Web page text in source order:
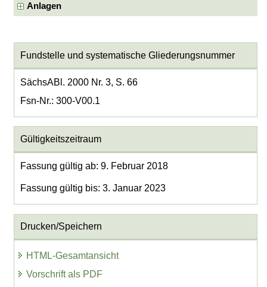
Anlagen
Fundstelle und systematische Gliederungsnummer
SächsABl. 2000 Nr. 3, S. 66
Fsn-Nr.: 300-V00.1
Gültigkeitszeitraum
Fassung gültig ab: 9. Februar 2018
Fassung gültig bis: 3. Januar 2023
Drucken/Speichern
HTML-Gesamtansicht
Vorschrift als PDF